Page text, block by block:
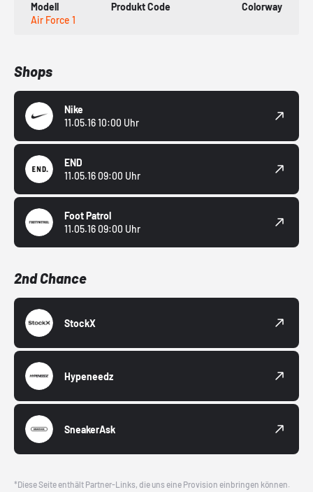
Modell
Air Force 1
Produkt Code Colorway
Shops
Nike
11.05.16 10:00 Uhr
END
11.05.16 09:00 Uhr
Foot Patrol
11.05.16 09:00 Uhr
2nd Chance
StockX
Hypeneedz
SneakerAsk
*Diese Seite enthält Partner-Links, die uns eine Provision einbringen können.